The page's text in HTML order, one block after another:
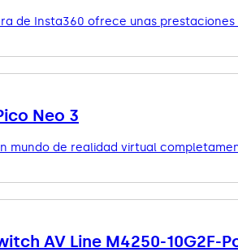
de Insta360 ofrece unas
Neo 3
mundo de realidad virtual
AV Line M4250-10G2F-